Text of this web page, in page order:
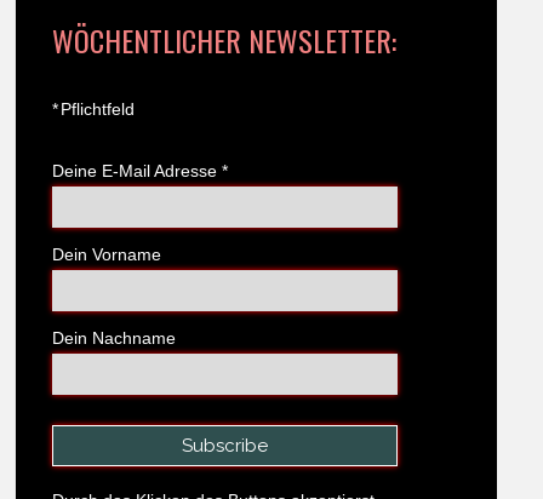
WÖCHENTLICHER NEWSLETTER:
*Pflichtfeld
Deine E-Mail Adresse *
Dein Vorname
Dein Nachname